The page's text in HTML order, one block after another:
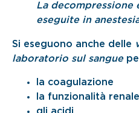
La decompressione
eseguite in
Si eseguono anche delle
laboratorio sul sangue
la coagulazione
la funzionalità renale
gli acidi